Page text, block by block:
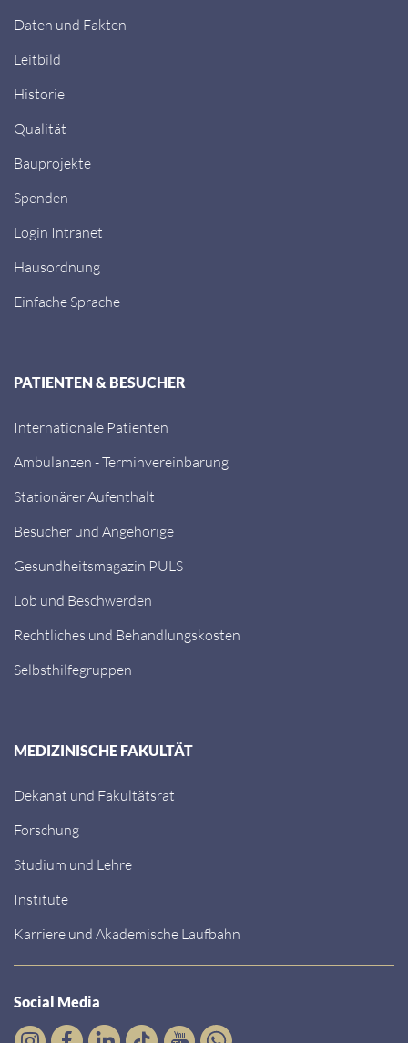
Daten und Fakten
Leitbild
Historie
Qualität
Bauprojekte
Spenden
Login Intranet
Hausordnung
Einfache Sprache
PATIENTEN & BESUCHER
Internationale Patienten
Ambulanzen - Terminvereinbarung
Stationärer Aufenthalt
Besucher und Angehörige
Gesundheitsmagazin PULS
Lob und Beschwerden
Rechtliches und Behandlungskosten
Selbsthilfegruppen
MEDIZINISCHE FAKULTÄT
Dekanat und Fakultätsrat
Forschung
Studium und Lehre
Institute
Karriere und Akademische Laufbahn
Social Media